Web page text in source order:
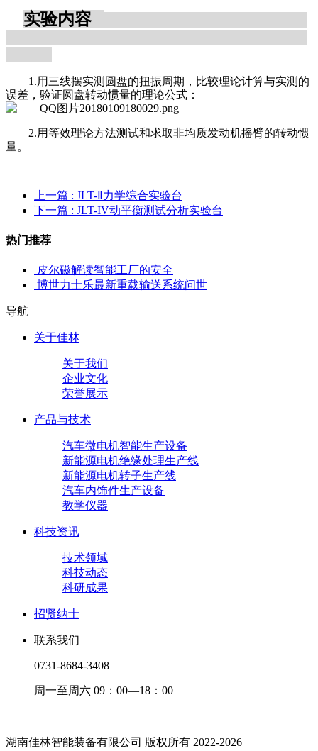
实验内容
1.用三线摆实测圆盘的扭振周期，比较理论计算与实测的
误差，验证圆盘转动惯量的理论公式：
2.用等效理论方法测试和求取非均质发动机摇臂的转动惯
量。
上一篇 : JLT-Ⅱ力学综合实验台
下一篇 : JLT-IV动平衡测试分析实验台
热门推荐
皮尔磁解读智能工厂的安全
博世力士乐最新重载输送系统问世
导航
关于佳林
关于我们
企业文化
荣誉展示
产品与技术
汽车微电机智能生产设备
新能源电机绝缘处理生产线
新能源电机转子生产线
汽车内饰件生产设备
教学仪器
科技资讯
技术领域
科技动态
科研成果
招贤纳士
联系我们
0731-8684-3408
周一至周六 09：00—18：00
湖南佳林智能装备有限公司 版权所有 2022-2026